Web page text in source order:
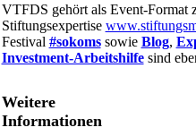
VTFDS gehört als Event-Format
Stiftungsexpertise
Festival #sokomssowie Blog,
Investment-Arbeitshilfesind
Weitere
Informationen